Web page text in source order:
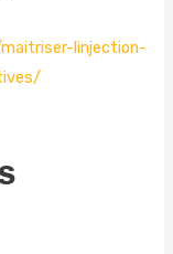
linjection-